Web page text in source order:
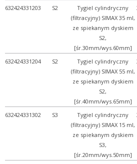
632424331203 S2
Tygiel cylindryczny
(filtracyjny) SIMAX 35 ml,
ze spiekanym dyskiem
S2,
[śr.30mm/wys.60mm]
632424331204 S2
Tygiel cylindryczny
(filtracyjny) SIMAX 55 ml,
ze spiekanym dyskiem
S2,
[śr.40mm/wys.65mm]
632424331302 S3
Tygiel cylindryczny
(filtracyjny) SIMAX 15 ml,
ze spiekanym dyskiem
S3,
[śr.20mm/wys.50mm]